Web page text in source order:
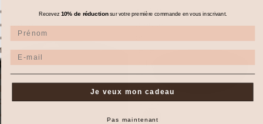
Grande
assiette
en
terre
cuite
noire
brûlée
30
cm
Assiette
creuse
terre
cuite
brûlée
noire
ronde
Recevez 10% de réduction sur votre première commande en vous inscrivant.
Prénom
Email
Je veux mon cadeau
Pas maintenant